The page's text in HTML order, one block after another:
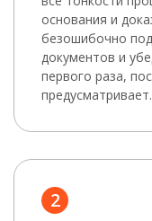
основания и
безошибочно
документов и
первого раза,
предусматривает.
2